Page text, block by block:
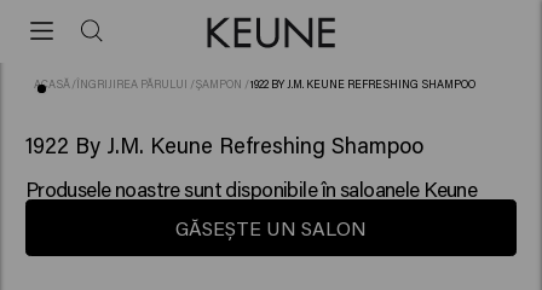
ACASĂ /ÎNGRIJIREA PĂRULUI /ȘAMPON /1922 BY J.M. KEUNE REFRESHING SHAMPOO
1922 By J.M. Keune Refreshing Shampoo
Produsele noastre sunt disponibile în saloanele Keune
GĂSEȘTE UN SALON